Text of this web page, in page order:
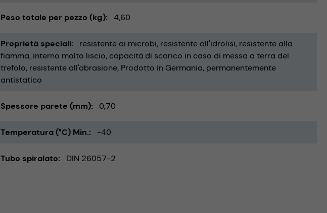
Peso totale per pezzo (kg) 4,60
Proprietà speciali resistente ai microbi resistente all'idrolisi resistente alla
fiamma interno molto liscio capacità di scarico in caso di messa a terra del
trefolo resistente all'abrasione Prodotto in Germania permanentemente
antistatico
Spessore parete (mm) 0,70
Temperatura (°C) Min. -40
Tubo spiralato DIN 26057-2